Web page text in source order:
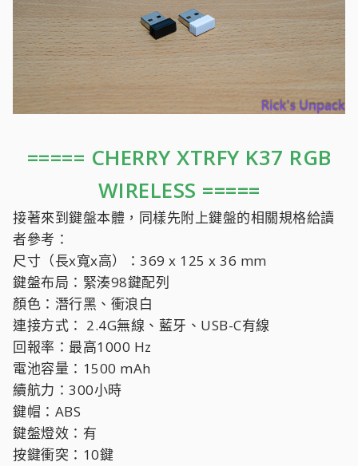
===== CHERRY XTRFY K37 RGB
WIRELESS =====
接著來到鍵盤本體，同樣先附上鍵盤的相關規格給讀
者參考：
尺寸（長x寬x高）：369 x 125 x 36 mm
鍵盤布局：緊湊98鍵配列
顏色：潛行黑、衝浪白
連接方式： 2.4G無線、藍牙、USB-C有線
回報率：最高1000 Hz
電池容量：1500 mAh
續航力：300小時
鍵帽：ABS
鍵盤燈效：有
按鍵衝突：10鍵